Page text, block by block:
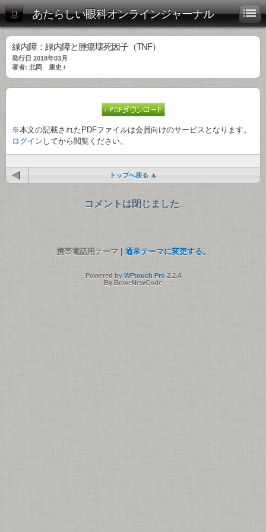
あたらしい眼科オンラインジャーナル
緑内障：緑内障と腫瘍壊死因子（TNF）
発行日 2018年03月
著者: 北岡 康史 /
※本文の記載されたPDFファイルは会員向けのサービスとなります。
ログイン してから閲覧ください。
トップへ戻る
コメントは閉じました.
携帯電話用テーマ | 通常テーマに変更する。
Powered by WPtouch Pro2.2.4
By BraveNewCode